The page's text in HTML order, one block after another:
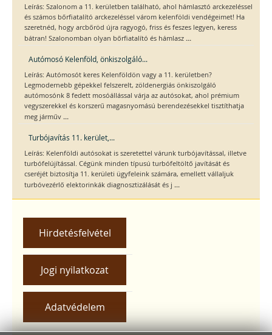
Leírás: Szalonom a 11. kerületben található, ahol hámlasztó arckezeléssel
és számos bőrfiatalító arckezeléssel várom kelenföldi vendégeimet! Ha
szeretnéd, hogy arcbőröd újra ragyogó, friss és feszes legyen, keress
bátran! Szalonomban olyan bőrfiatalító és hámlasz ...
Autómosó Kelenföld, önkiszolgáló...
Leírás: Autómosót keres Kelenföldön vagy a 11. kerületben?
Legmodernebb gépekkel felszerelt, zöldenergiás önkiszolgáló
autómosónk 8 fedett mosóállással várja az autósokat, ahol prémium
vegyszerekkel és korszerű magasnyomású berendezésekkel tisztíthatja
meg járműv ...
Turbójavítás 11. kerület,...
Leírás: Kelenföldi autósokat is szeretettel várunk turbójavítással, illetve
turbófelújítással. Cégünk minden típusú turbófeltöltő javítását és
cseréjét biztosítja 11. kerületi ügyfeleink számára, emellett vállaljuk
turbóvezérlő elektorinkák diagnosztizálását és j ...
Hirdetésfelvétel
Jogi nyilatkozat
Adatvédelem